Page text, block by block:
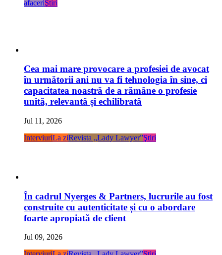
afaceriŞtiri
Cea mai mare provocare a profesiei de avocat
în următorii ani nu va fi tehnologia în sine, ci
capacitatea noastră de a rămâne o profesie
unită, relevantă și echilibrată
Jul 11, 2026
InterviuriLa ziRevista „Lady Lawyer”Ştiri
În cadrul Nyerges & Partners, lucrurile au fost
construite cu autenticitate și cu o abordare
foarte apropiată de client
Jul 09, 2026